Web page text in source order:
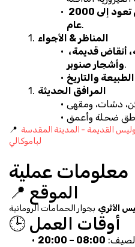
عام.
المناظر & الأجواء
وأشجار صنوبر.
الطبيعة والتاريخ
المرافق الحديثة
لباموكالي
معلومات عملية
📍 الموقع
الأثري
🕒 أوقات العمل
الصيف: 08:00 – 20:00